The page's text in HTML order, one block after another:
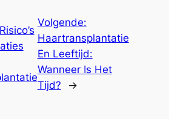
Risico’s
Volgende:
Haartransplantatie
En Leeftijd:
Wanneer Is Het
Tijd?
→